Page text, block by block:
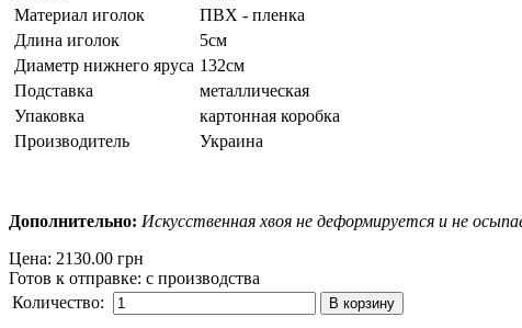
Материал иголок
ПВХ - пленка
Длина иголок
5см
Диаметр нижнего яруса 132см
Подставка
металлическая
Упаковка
картонная коробка
Производитель
Украина
Дополнительно: Искусственная хвоя не деформируется и не
Цена: 2130.00 грн
Готов к отправке: с производства
Количество: